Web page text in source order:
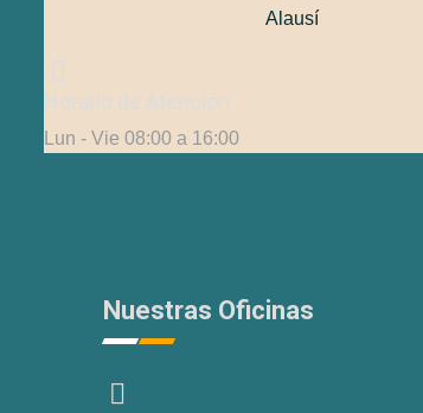
Alausí
Lun - Vie 08:00 a 16:00
Nuestras Oficinas